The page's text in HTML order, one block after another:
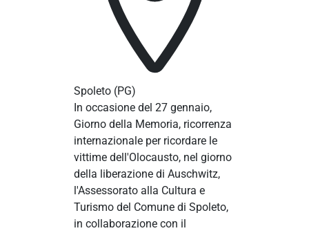
Spoleto (PG)
In occasione del 27 gennaio,
Giorno della Memoria, ricorrenza
internazionale per ricordare le
vittime dell'Olocausto, nel giorno
della liberazione di Auschwitz,
l'Assessorato alla Cultura e
Turismo del Comune di Spoleto,
in collaborazione con il